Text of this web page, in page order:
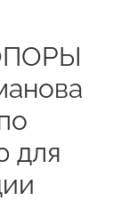
для